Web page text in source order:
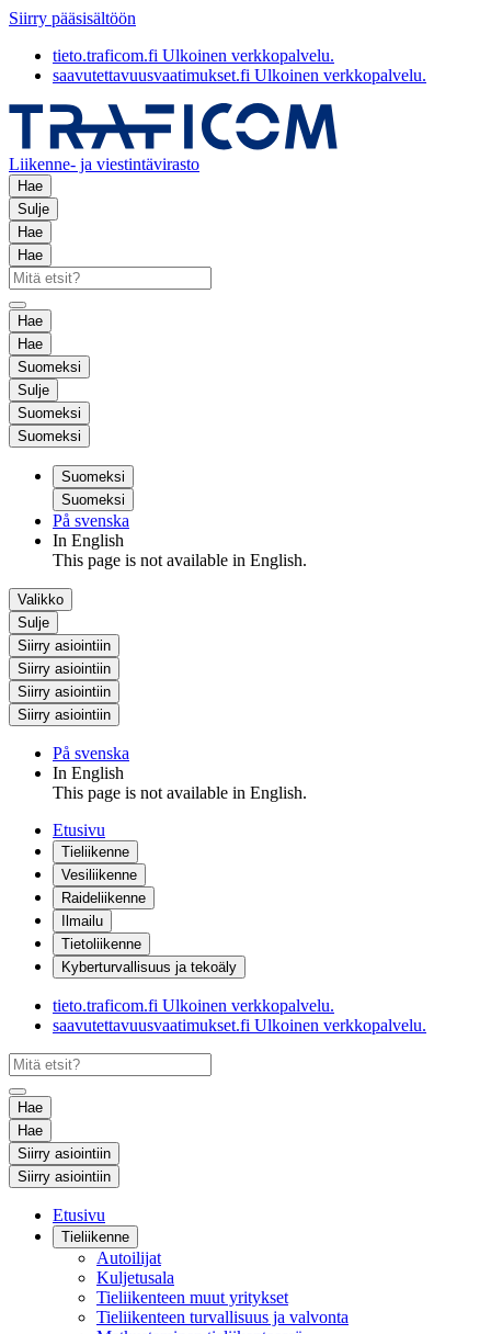
Siirry pääsisältöön
tieto.traficom.fi Ulkoinen verkkopalvelu.
saavutettavuusvaatimukset.fi Ulkoinen verkkopalvelu.
Liikenne- ja viestintävirasto
Hae
Sulje
Hae
Hae
Hae
Hae
Suomeksi
Sulje
Suomeksi
Suomeksi
Suomeksi
Suomeksi
På svenska
In English
This page is not available in English.
Valikko
Sulje
Siirry asiointiin
Siirry asiointiin
Siirry asiointiin
Siirry asiointiin
På svenska
In English
This page is not available in English.
Etusivu
Tieliikenne
Vesiliikenne
Raideliikenne
Ilmailu
Tietoliikenne
Kyberturvallisuus ja tekoäly
tieto.traficom.fi Ulkoinen verkkopalvelu.
saavutettavuusvaatimukset.fi Ulkoinen verkkopalvelu.
Hae
Hae
Siirry asiointiin
Siirry asiointiin
Etusivu
Tieliikenne
Autoilijat
Kuljetusala
Tieliikenteen muut yritykset
Tieliikenteen turvallisuus ja valvonta